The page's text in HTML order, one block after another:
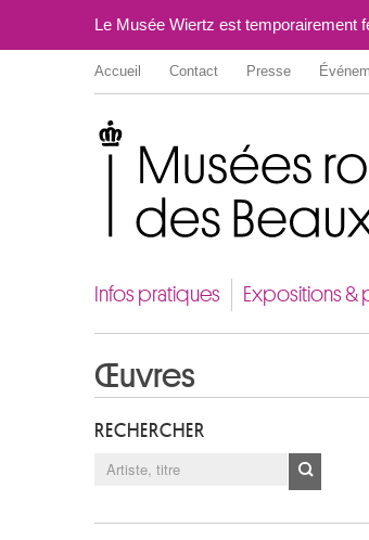
Le Musée Wiertz est temporairement
Accueil Contact Presse
Infos pratiques Expositions &
Œuvres
RECHERCHER